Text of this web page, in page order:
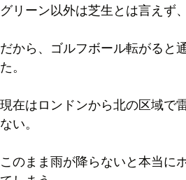
グリーン以外は芝生とは言えず
だから、ゴルフボール転がると
た。
現在はロンドンから北の区域で
ない。
このまま雨が降らないと本当に